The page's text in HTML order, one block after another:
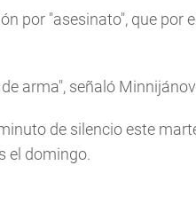
por "asesinato", que
arma", señaló
de silencio este
el domingo.